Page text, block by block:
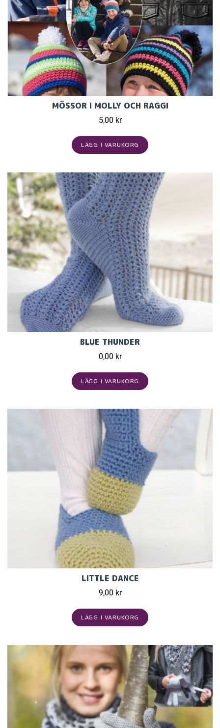
MÖSSOR I MOLLY OCH RAGGI
5,00 kr
LÄGG I VARUKORG
BLUE THUNDER
0,00 kr
LÄGG I VARUKORG
LITTLE DANCE
9,00 kr
LÄGG I VARUKORG